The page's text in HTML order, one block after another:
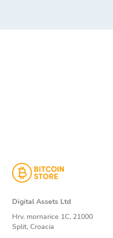
Digital Assets Ltd
Hrv. mornarice 1C, 21000
Split, Croacia